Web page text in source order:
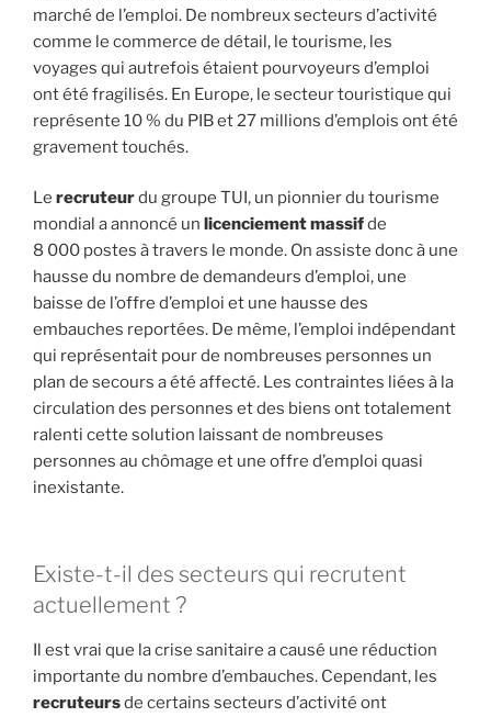
marché de l’emploi. De nombreux secteurs d’activité
comme le commerce de détail, le tourisme, les
voyages qui autrefois étaient pourvoyeurs d’emploi
ont été fragilisés. En Europe, le secteur touristique qui
représente 10 % du PIB et 27 millions d’emplois ont été
gravement touchés.
Le recruteurdu groupe TUI, un pionnier du tourisme
mondial a annoncé un licenciement massifde
8 000 postes à travers le monde. On assiste donc à une
hausse du nombre de demandeurs d’emploi, une
baisse de l’offre d’emploi et une hausse des
embauches reportées. De même, l’emploi indépendant
qui représentait pour de nombreuses personnes un
plan de secours a été affecté. Les contraintes liées à la
circulation des personnes et des biens ont totalement
ralenti cette solution laissant de nombreuses
personnes au chômage et une offre d’emploi quasi
inexistante.
Existe-t-il des secteurs qui recrutent
actuellement ?
Il est vrai que la crise sanitaire a causé une réduction
importante du nombre d’embauches. Cependant, les
recruteursde certains secteurs d’activité ont